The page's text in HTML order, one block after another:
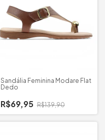
Sandália Feminina Modare Flat
Dedo
R$69,95 R$139,90